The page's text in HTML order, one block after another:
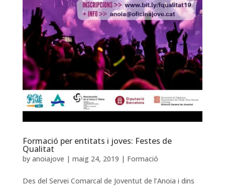
Formació per entitats i joves: Festes de
Qualitat
by anoiajove | maig 24, 2019 | Formació
Des del Servei Comarcal de Joventut de l’Anoia i dins